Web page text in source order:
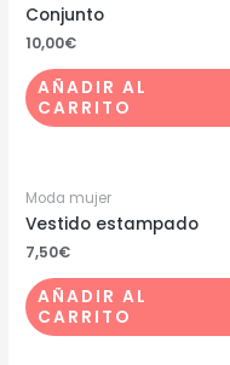
Conjunto
10,00€
AÑADIR AL
CARRITO
Moda mujer
Vestido estampado
7,50€
AÑADIR AL
CARRITO